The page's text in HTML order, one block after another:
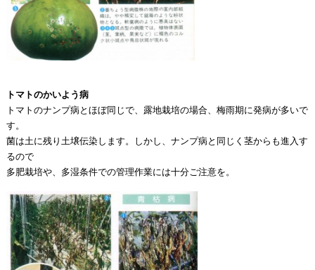
トマトのかいよう病
トマトのナンプ病とほぼ同じで、露地栽培の場合、梅雨期に発病が多いで
す。
菌は土に残り土壌伝染します。しかし、ナンプ病と同じく茎からも進入す
るので
多肥栽培や、多湿条件での管理作業には十分ご注意を。